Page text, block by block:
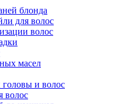
блонда
для волос
волос
масел
головы и волос
волос